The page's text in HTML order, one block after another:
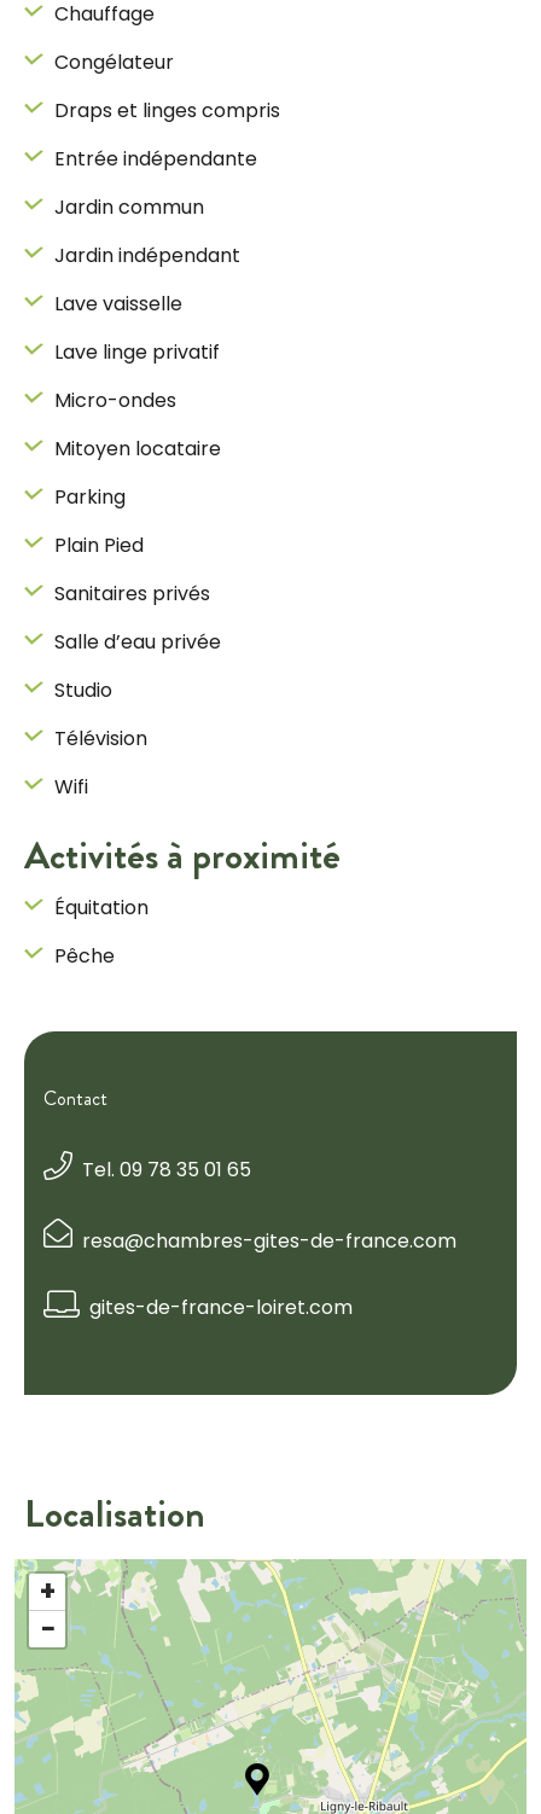
Chauffage
Congélateur
Draps et linges compris
Entrée indépendante
Jardin commun
Jardin indépendant
Lave vaisselle
Lave linge privatif
Micro-ondes
Mitoyen locataire
Parking
Plain Pied
Sanitaires privés
Salle d’eau privée
Studio
Télévision
Wifi
Activités à proximité
Équitation
Pêche
Contact
Tel. 09 78 35 01 65
resa@chambres-gites-de-france.com
gites-de-france-loiret.com
Localisation
+
−